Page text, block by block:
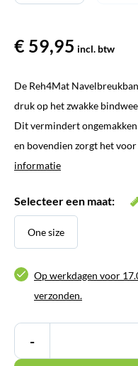
€ 59,95 incl. btw
De Reh4Mat
druk op het zwakke
Dit vermindert
en bovendien zorgt het
informatie
Selecteer een maat:
One size
Op werkdagen voor
verzonden.
-